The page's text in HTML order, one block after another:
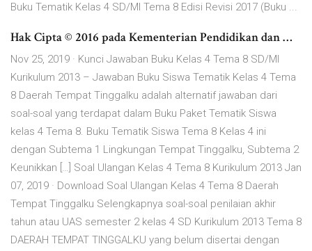
Buku Tematik Kelas 4 SD/MI Tema 8 Edisi Revisi 2017 (Buku ...
Hak Cipta © 2016 pada Kementerian Pendidikan dan …
Nov 25, 2019 · Kunci Jawaban Buku Kelas 4 Tema 8 SD/MI
Kurikulum 2013 – Jawaban Buku Siswa Tematik Kelas 4 Tema
8 Daerah Tempat Tinggalku adalah alternatif jawaban dari
soal-soal yang terdapat dalam Buku Paket Tematik Siswa
kelas 4 Tema 8. Buku Tematik Siswa Tema 8 Kelas 4 ini
dengan Subtema 1 Lingkungan Tempat Tinggalku, Subtema 2
Keunikkan […] Soal Ulangan Kelas 4 Tema 8 Kurikulum 2013 Jan
07, 2019 · Download Soal Ulangan Kelas 4 Tema 8 Daerah
Tempat Tinggalku Selengkapnya soal-soal penilaian akhir
tahun atau UAS semester 2 kelas 4 SD Kurikulum 2013 Tema 8
DAERAH TEMPAT TINGGALKU yang belum disertai dengan